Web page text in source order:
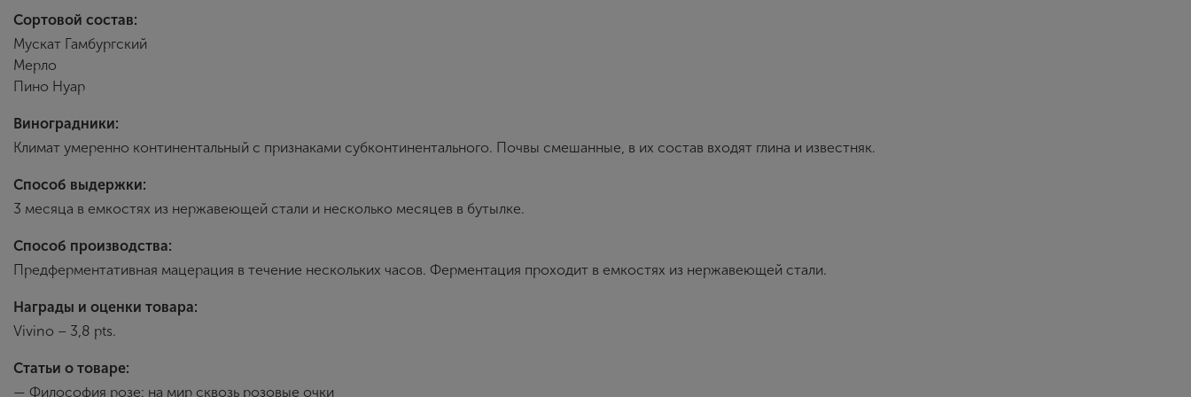
Сортовой состав:
Мускат Гамбургский
Мерло
Пино Нуар
Виноградники:
Климат умеренно континентальный с признаками субконтинентального. Почвы смешанные, в их состав входят глина и известняк.
Способ выдержки:
3 месяца в емкостях из нержавеющей стали и несколько месяцев в бутылке.
Способ производства:
Предферментативная мацерация в течение нескольких часов. Ферментация проходит в емкостях из нержавеющей стали.
Награды и оценки товара:
Vivino – 3,8 pts.
Статьи о товаре:
— Философия розе: на мир сквозь розовые очки